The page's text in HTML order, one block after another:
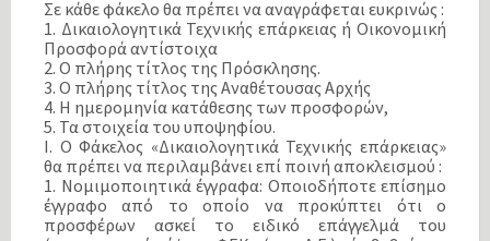
Σε κάθε φάκελο θα πρέπει να αναγράφεται ευκρινώς :
1. Δικαιολογητικά Τεχνικής επάρκειας ή Οικονομική
Προσφορά αντίστοιχα
2. Ο πλήρης τίτλος της Πρόσκλησης.
3. Ο πλήρης τίτλος της Αναθέτουσας Αρχής
4. Η ημερομηνία κατάθεσης των προσφορών,
5. Τα στοιχεία του υποψηφίου.
Ι. Ο Φάκελος «Δικαιολογητικά Τεχνικής επάρκειας»
θα πρέπει να περιλαμβάνει επί ποινή αποκλεισμού :
1. Νομιμοποιητικά έγγραφα: Οποιοδήποτε επίσημο
έγγραφο από το οποίο να προκύπτει ότι ο
προσφέρων ασκεί το ειδικό επάγγελμά του